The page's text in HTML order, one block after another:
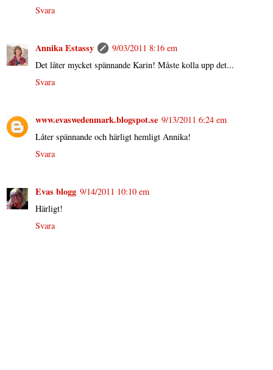
Svara
Annika Estassy
9/03/2011 8:16 em
Det låter mycket spännande Karin! Måste kolla upp det...
Svara
www.evaswedenmark.blogspot.se 9/13/2011 6:24 em
Låter spännande och härligt hemligt Annika!
Svara
Evas blogg 9/14/2011 10:10 em
Härligt!
Svara